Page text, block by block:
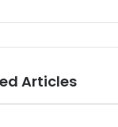
Articles